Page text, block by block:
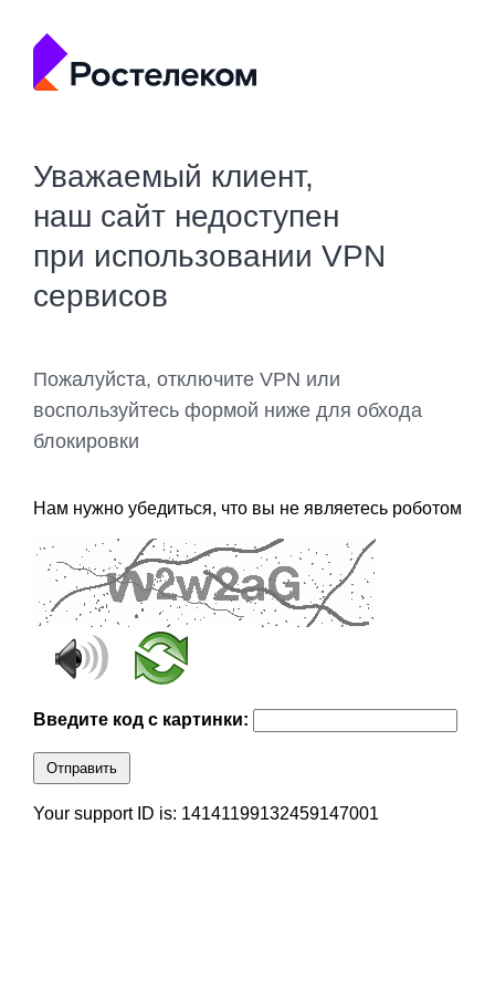
Уважаемый клиент,
наш сайт недоступен
при использовании VPN
сервисов
Пожалуйста, отключите VPN или
воспользуйтесь формой ниже для обхода
блокировки
Нам нужно убедиться, что вы не являетесь роботом
Введите код с картинки:
Отправить
Your support ID is: 14141199132459147001